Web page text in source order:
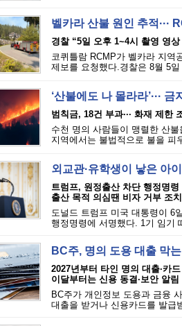
벨카라 산불 원인 추적···
경찰 “5일 오후 1~4시 촬영 영상
코퀴틀람 RCMP가 벨카라 지역
제보를 요청했다.경찰은 8월 5
‘산불에도 나 몰라라’···
범칙금, 18건 부과··· 화재 제한
수천 명의 사람들이 맹렬한 산
지역에서는 불법적으로 불을 피
외교관·유학생이 낳은 아
트럼프, 원정출산 차단 행정명령
출산 목적 의심땐 비자 거부 조치
도널드 트럼프 미국 대통령이 6
행정명령에 서명했다. 1기 임기
BC주, 명의 도용 대출 막
2027년부터 타인 명의 대출·카
이달부터는 신용 동결·보안 알
BC주가 개인정보 도용과 금융
대출을 받거나 신용카드를 발급